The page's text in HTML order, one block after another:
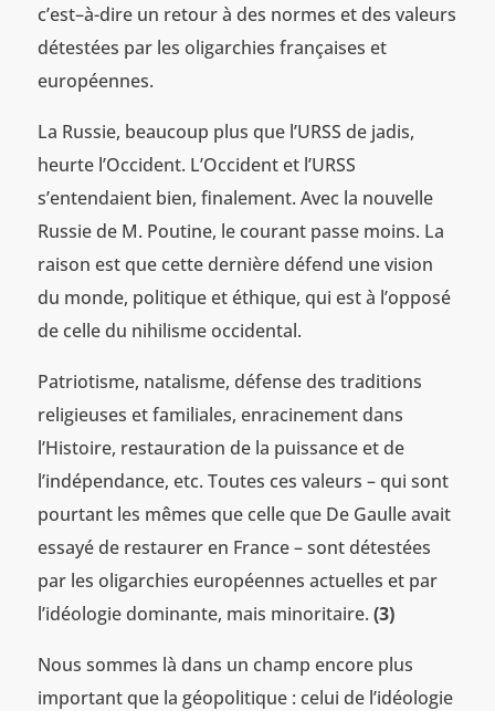
c’est–à-dire un retour à des normes et des valeurs
détestées par les oligarchies françaises et
européennes.
La Russie, beaucoup plus que l’URSS de jadis,
heurte l’Occident. L’Occident et l’URSS
s’entendaient bien, finalement. Avec la nouvelle
Russie de M. Poutine, le courant passe moins. La
raison est que cette dernière défend une vision
du monde, politique et éthique, qui est à l’opposé
de celle du nihilisme occidental.
Patriotisme, natalisme, défense des traditions
religieuses et familiales, enracinement dans
l’Histoire, restauration de la puissance et de
l’indépendance, etc. Toutes ces valeurs – qui sont
pourtant les mêmes que celle que De Gaulle avait
essayé de restaurer en France – sont détestées
par les oligarchies européennes actuelles et par
l’idéologie dominante, mais minoritaire. (3)
Nous sommes là dans un champ encore plus
important que la géopolitique : celui de l’idéologie